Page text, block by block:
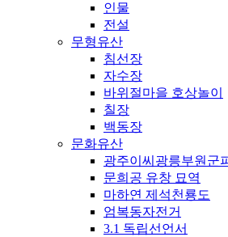
인물
전설
무형유산
침선장
자수장
바위절마을 호상놀이
칠장
백동장
문화유산
광주이씨광릉부원군
문희공 유창 묘역
마하연 제석천룡도
엄복동자전거
3.1 독립선언서